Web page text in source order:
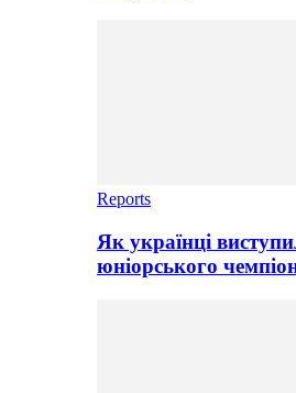
Reports
Як українці
юніорського